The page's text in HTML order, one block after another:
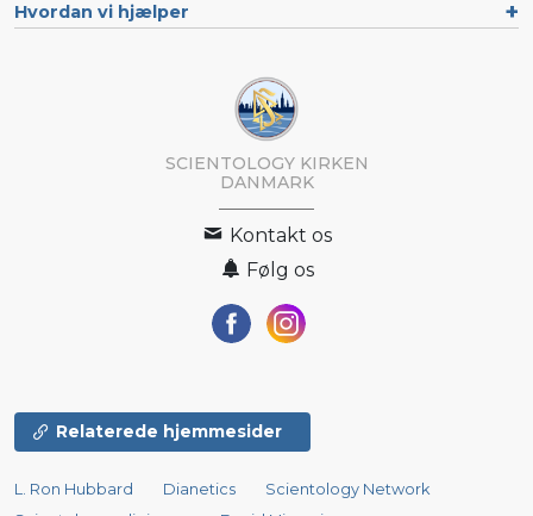
Hvordan vi hjælper
SCIENTOLOGY KIRKEN
DANMARK
Kontakt os
Følg os
Relaterede hjemmesider
L. Ron Hubbard Dianetics
Scientology Network